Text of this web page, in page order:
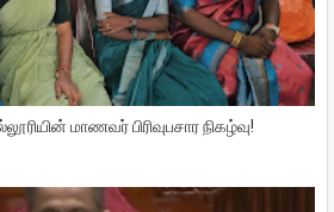
மாணவர் பிரிவுபசார நிகழ்வு!